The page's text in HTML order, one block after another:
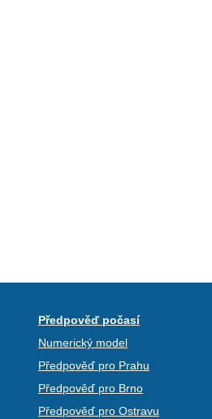
Předpověď počasí
Numerický model
Předpověď pro Prahu
Předpověď pro Brno
Předpověď pro Ostravu